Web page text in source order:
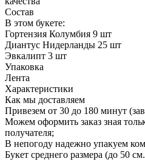
Состав
В этом букете:
Гортензия Колумбия 9 шт
Диантус Нидерланды 25 шт
Эвкалипт 3 шт
Упаковка
Лента
Характеристики
Как мы доставляем
Привезем от 30 до 180 минут
Можем оформить заказ зная
получателя;
В непогоду надежно упакуем
Букет среднего размера (до 50